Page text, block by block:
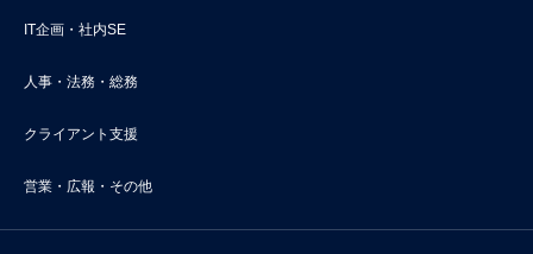
IT企画・社内SE
人事・法務・総務
クライアント支援
営業・広報・その他